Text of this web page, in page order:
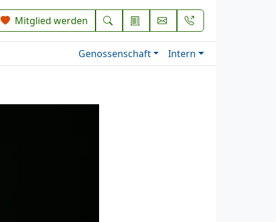
Mitglied werden
Genossenschaft Intern